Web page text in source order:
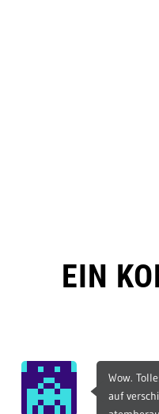
EIN
Wow.
auf